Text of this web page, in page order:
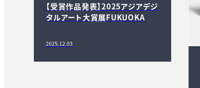
【受賞作品発表】2025アジアデジ
タルアート大賞展FUKUOKA
2025.12.03